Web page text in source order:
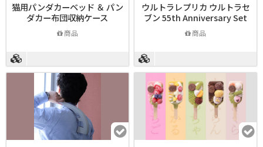
猫用パンダカーベッド ＆ パン
ダカー布団収納ケース
商品
ウルトラレプリカ ウルトラセ
ブン 55th Anniversary Set
商品